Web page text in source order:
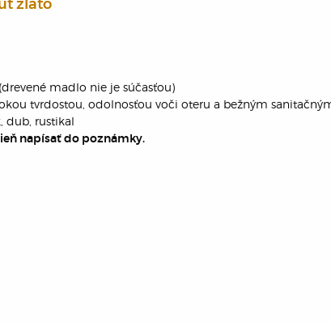
zlato
madlo nie je súčasťou)
tvrdostou, odolnosťou voči oteru a bežným
dub, rustikal
napísať do poznámky.